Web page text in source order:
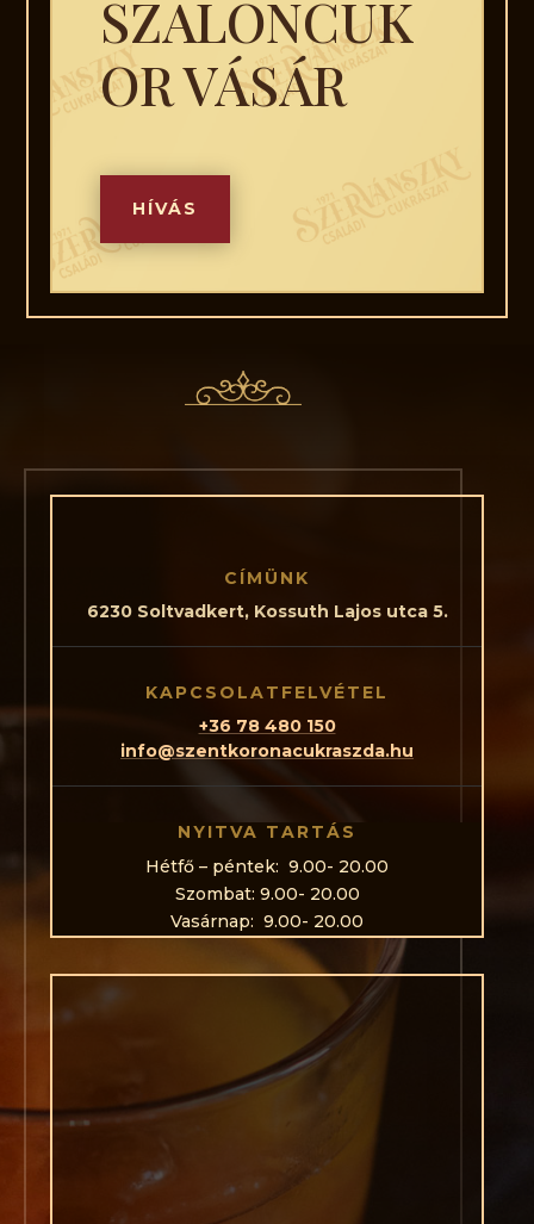
SZALONCUK
OR VÁSÁR
HÍVÁS
CÍMÜNK
6230 Soltvadkert, Kossuth Lajos utca 5.
KAPCSOLATFELVÉTEL
+36 78 480 150
info@szentkoronacukraszda.hu
NYITVA TARTÁS
Hétfő – péntek: 9.00- 20.00
Szombat: 9.00- 20.00
Vasárnap: 9.00- 20.00